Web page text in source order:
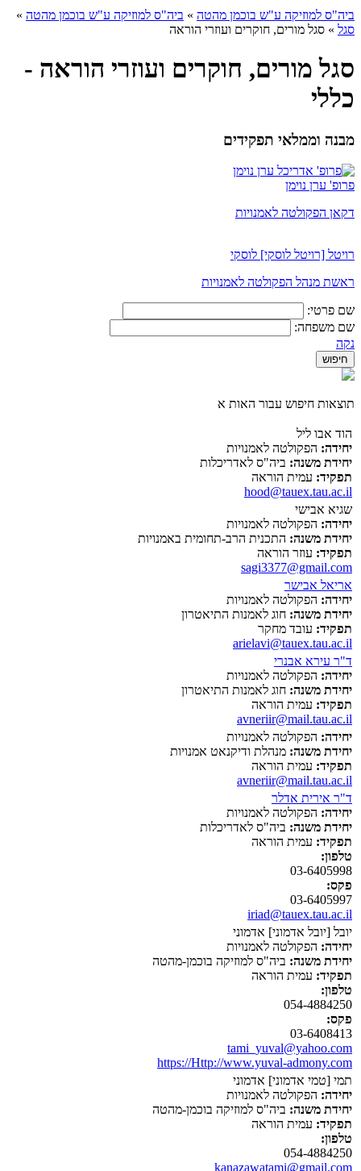
ביה"ס למוזיקה ע"ש בוכמן מהטה » ביה"ס למוזיקה ע"ש בוכמן מהטה »
סגל » סגל מורים, חוקרים ועוזרי הוראה
סגל מורים, חוקרים ועוזרי הוראה -
כללי
מבנה וממלאי תפקידים
פרופ' ערן נוימן
דקאן הפקולטה לאמנויות
רויטל [רויטל לוסקי] לוסקי
ראשת מנהל הפקולטה לאמנויות
שם פרטי:
שם משפחה:
נקה
תוצאות חיפוש עבור האות א
הוד אבו ליל
יחידה: הפקולטה לאמנויות
יחידת משנה: ביה"ס לאדריכלות
תפקיד: עמית הוראה
hood@tauex.tau.ac.il
שגיא אבישי
יחידה: הפקולטה לאמנויות
יחידת משנה: התכנית הרב-תחומית באמנויות
תפקיד: עוזר הוראה
sagi3377@gmail.com
אריאל אבישר
יחידה: הפקולטה לאמנויות
יחידת משנה: חוג לאמנות התיאטרון
תפקיד: עובד מחקר
arielavi@tauex.tau.ac.il
ד"ר עירא אבנרי
יחידה: הפקולטה לאמנויות
יחידת משנה: חוג לאמנות התיאטרון
תפקיד: עמית הוראה
avneriir@mail.tau.ac.il
יחידה: הפקולטה לאמנויות
יחידת משנה: מנהלת ודיקנאט אמנויות
תפקיד: עמית הוראה
avneriir@mail.tau.ac.il
ד"ר אירית אדלר
יחידה: הפקולטה לאמנויות
יחידת משנה: ביה"ס לאדריכלות
תפקיד: עמית הוראה
טלפון:
03-6405998
פקס:
03-6405997
iriad@tauex.tau.ac.il
יובל [יובל אדמוני] אדמוני
יחידה: הפקולטה לאמנויות
יחידת משנה: ביה"ס למוזיקה בוכמן-מהטה
תפקיד: עמית הוראה
טלפון:
054-4884250
פקס:
03-6408413
tami_yuval@yahoo.com
https://Http://www.yuval-admony.com
תמי [טמי אדמוני] אדמוני
יחידה: הפקולטה לאמנויות
יחידת משנה: ביה"ס למוזיקה בוכמן-מהטה
תפקיד: עמית הוראה
טלפון:
054-4884250
kanazawatami@gmail.com